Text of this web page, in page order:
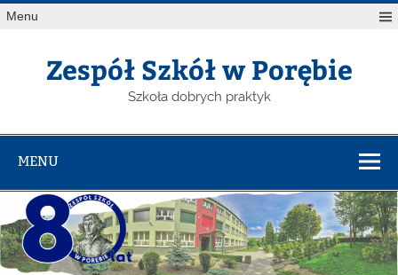
Menu
Zespół Szkół w Porębie
Szkoła dobrych praktyk
MENU